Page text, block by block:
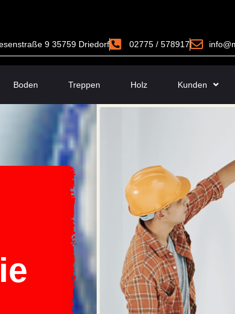
9 35759 Driedorf 02775 / 578917
Boden Treppen Holz Kunden